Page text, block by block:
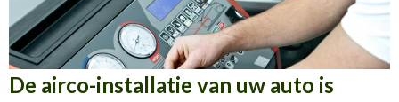
De airco-installatie van uw auto is